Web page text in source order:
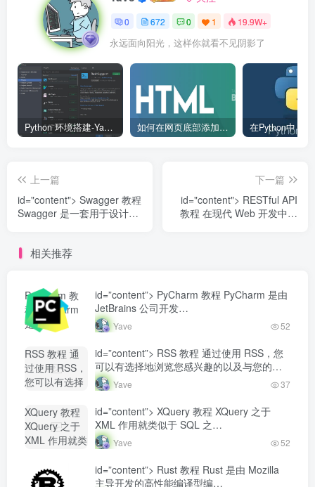
0 672 0 1 19.9W+
永远面向阳光，这样你就看不见阴影了
Python 环境搭建-Yave520-专业开发者社区 如何在网页底部添加版权信息？
上一篇
id="content"> Swagger 教程
Swagger 是一套用于设计、
下一篇
id="content"> RESTful API
教程 在现代 Web 开发中，
相关推荐
PyCharm 教
程 PyCharm
是由
司开发...-
Yave520-专业
开发者社区"
fit-cover
radius8">
id=”content”> PyCharm 教程 PyCharm 是由
JetBrains 公司开发…
Yave 52
RSS 教程 通
过使用 RSS，
您可以有选择
趣的以及与您
的工...-
Yave520-专业
class="lazyload
fit-cover
id=”content”> RSS 教程 通过使用 RSS，您
可以有选择地浏览您感兴趣的以及与您的
工…Yave 37
XQuery 教程
XQuery 之于
XML 作用就类
之...-
Yave520-专业
id=”content”> XQuery 教程 XQuery 之于
XML 作用就类似于 SQL 之…
Yave 52
Rust 教程
id=”content”> Rust 教程 Rust 是由 Mozilla
主导开发的高性能编译型编…